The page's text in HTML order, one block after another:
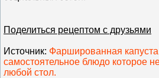
Поделиться рецептом с друзьями
Источник: Фаршированная
самостоятельное блюдо которое
любой стол.